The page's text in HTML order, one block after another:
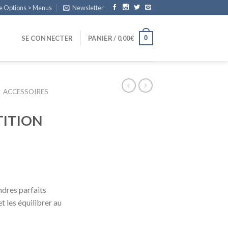
Options > Menus Newsletter
SE CONNECTER PANIER / 0,00€ 0
ACCESSOIRES
parfaits
les équilibrer au